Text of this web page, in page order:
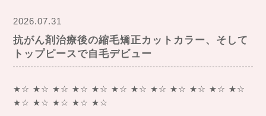
2026.07.31
抗がん剤治療後の縮毛矯正カットカラー、そして
トップピースで自毛デビュー
★☆ ★☆ ★☆ ★☆ ★☆ ★☆ ★☆ ★☆ ★☆ ★☆ ★☆ ★☆
★☆ ★☆ ★☆ ★☆ ★☆